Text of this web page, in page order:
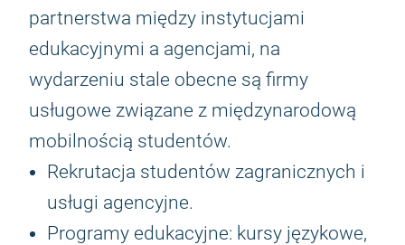
partnerstwa między instytucjami
edukacyjnymi a agencjami, na
wydarzeniu stale obecne są firmy
usługowe związane z międzynarodową
mobilnością studentów.
Rekrutacja studentów zagranicznych i
usługi agencyjne.
Programy edukacyjne: kursy językowe,